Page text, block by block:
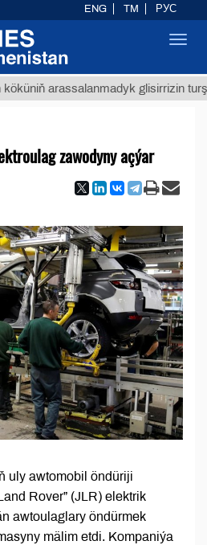
arassalanmadyk glisirrizin turşusy (t.)
zawodyny açýar
uly awtomobil öndüriji
Rover” (JLR) elektrik
awtoulaglary öndürmek
mälim etdi. Kompaniýa
ENG TM РУС